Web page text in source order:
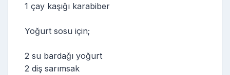
1 çay kaşığı karabiber
Yoğurt sosu için;
2 su bardağı yoğurt
2 diş sarımsak